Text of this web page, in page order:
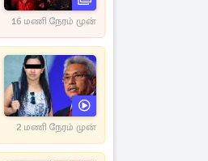
16 மணி நேரம் முன்
2 மணி நேரம் முன்